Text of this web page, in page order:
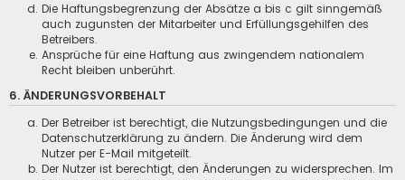
Die Haftungsbegrenzung der Absätze a bis c gilt sinngemäß
auch zugunsten der Mitarbeiter und Erfüllungsgehilfen des
Betreibers.
Ansprüche für eine Haftung aus zwingendem nationalem
Recht bleiben unberührt.
6. ÄNDERUNGSVORBEHALT
Der Betreiber ist berechtigt, die Nutzungsbedingungen und die
Datenschutzerklärung zu ändern. Die Änderung wird dem
Nutzer per E-Mail mitgeteilt.
Der Nutzer ist berechtigt, den Änderungen zu widersprechen. Im